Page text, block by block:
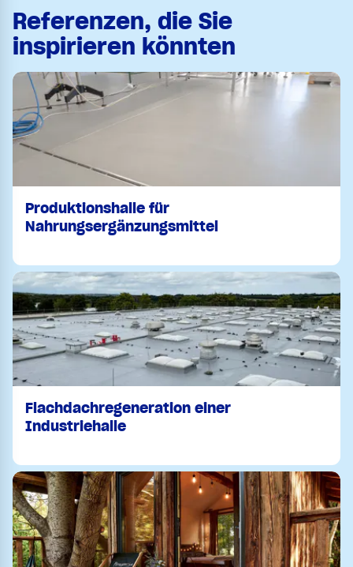
Referenzen, die Sie
inspirieren könnten
Produktionshalle für
Nahrungsergänzungsmittel
Flachdachregeneration einer
Industriehalle